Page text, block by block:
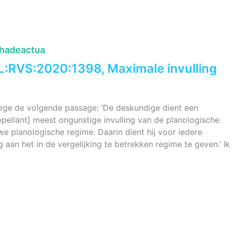
Maximale invulling
de volgende passage: ‘De deskundige dient een
meest ongunstige invulling van de planologische
planologische regime. Daarin dient hij voor iedere
het in de vergelijking te betrekken regime te geven.’ Ik